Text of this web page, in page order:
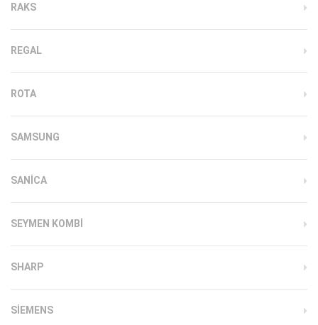
RAKS
REGAL
ROTA
SAMSUNG
SANICA
SEYMEN KOMBI
SHARP
SIEMENS